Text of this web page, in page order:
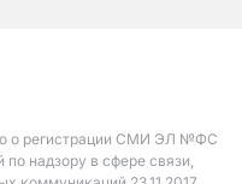
о регистрации СМИ ЭЛ №ФС
надзору в сфере связи,